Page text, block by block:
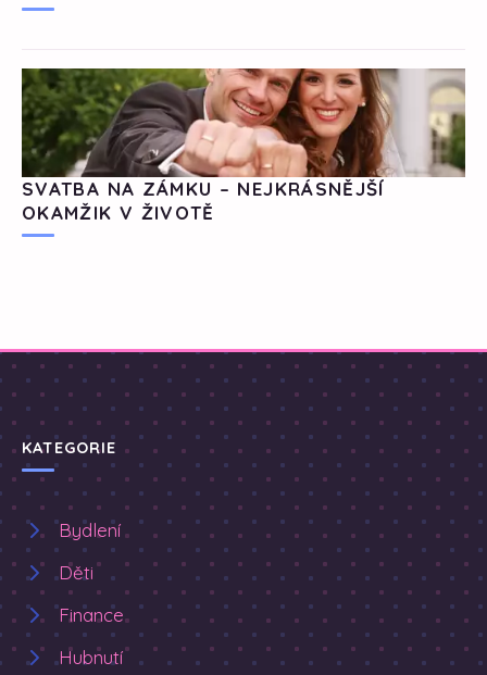
SVATBA NA ZÁMKU – NEJKRÁSNĚJŠÍ
OKAMŽIK V ŽIVOTĚ
KATEGORIE
Bydlení
Děti
Finance
Hubnutí